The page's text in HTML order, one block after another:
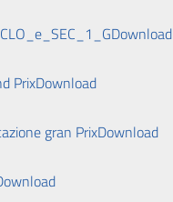
Download
PrixDownload
gran PrixDownload